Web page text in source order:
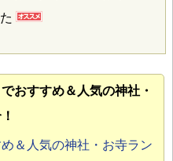
でおすすめ＆人気の神社・
＆人気の神社・お寺ラン